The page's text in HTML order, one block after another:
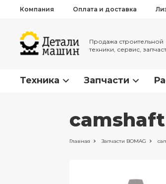
Компания Оплата и доставка
Продажа строительной
техники, сервис,
Техника Запчасти
camshaft
Главная Запчасти BOMAG